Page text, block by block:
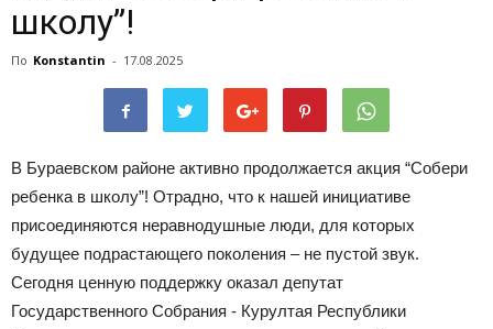
школу”!
По Konstantin - 17.08.2025
В Бураевском районе активно продолжается акция “Собери
ребенка в школу”! Отрадно, что к нашей инициативе
присоединяются неравнодушные люди, для которых
будущее подрастающего поколения – не пустой звук.
Сегодня ценную поддержку оказал депутат
Государственного Собрания - Курултая Республики